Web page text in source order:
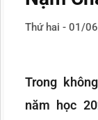
Thứ hai - 01/
Trong
năm học